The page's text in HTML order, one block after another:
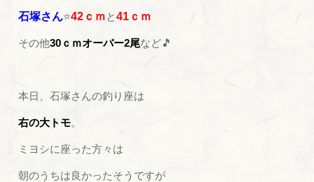
石塚さん⭐42ｃｍと41ｃｍ
その他30ｃｍオーバー2尾など🎵
本日、石塚さんの釣り座は
右の大トモ。
ミヨシに座った方々は
朝のうちは良かったそうですが